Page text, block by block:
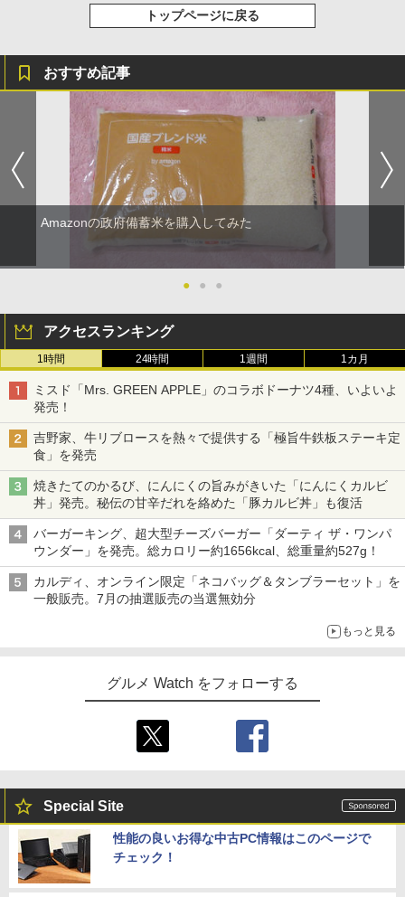
トップページに戻る
おすすめ記事
Amazonの政府備蓄米を購入してみた
● ● ●
アクセスランキング
1時間 24時間 1週間 1カ月
ミスド「Mrs. GREEN APPLE」のコラボドーナツ4種、いよいよ
発売！
吉野家、牛リブロースを熱々で提供する「極旨牛鉄板ステーキ定
食」を発売
焼きたてのかるび、にんにくの旨みがきいた「にんにくカルビ
丼」発売。秘伝の甘辛だれを絡めた「豚カルビ丼」も復活
バーガーキング、超大型チーズバーガー「ダーティ ザ・ワンパ
ウンダー」を発売。総カロリー約1656kcal、総重量約527g！
カルディ、オンライン限定「ネコバッグ＆タンブラーセット」を
一般販売。7月の抽選販売の当選無効分
もっと見る
グルメ Watch をフォローする
Special Site
性能の良いお得な中古PC情報はこのページで
チェック！